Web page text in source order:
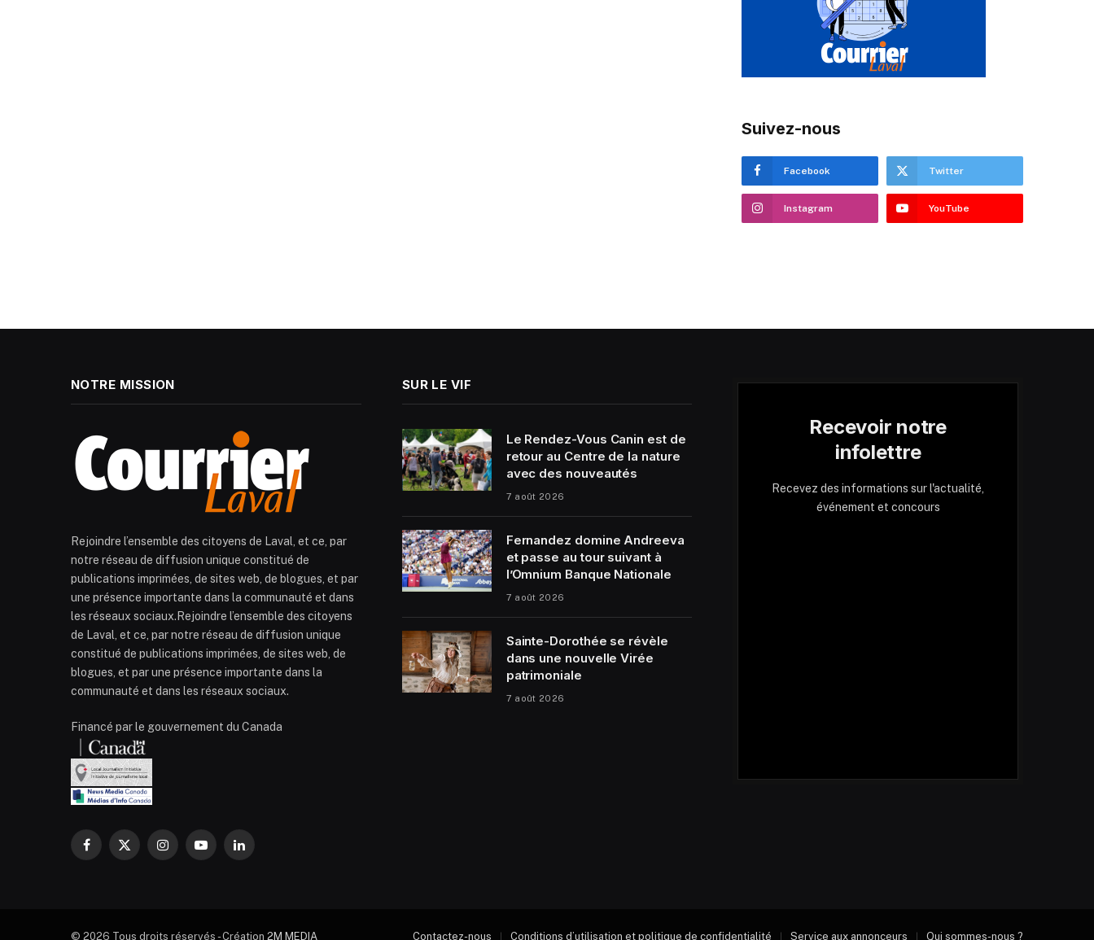
Suivez-nous
Facebook Twitter
Instagram YouTube
NOTRE MISSION
Rejoindre l’ensemble des citoyens de Laval, et ce, par
notre réseau de diffusion unique constitué de
publications imprimées, de sites web, de blogues, et par
une présence importante dans la communauté et dans
les réseaux sociaux.Rejoindre l’ensemble des citoyens
de Laval, et ce, par notre réseau de diffusion unique
constitué de publications imprimées, de sites web, de
blogues, et par une présence importante dans la
communauté et dans les réseaux sociaux.
Financé par le gouvernement du Canada
Facebook
X
InstagramYouTubeLinkedIn
SUR LE VIF
Le Rendez-Vous Canin est de
retour au Centre de la nature
avec des nouveautés
7 août 2026
Fernandez domine Andreeva
et passe au tour suivant à
l’Omnium Banque Nationale
7 août 2026
Sainte-Dorothée se révèle
dans une nouvelle Virée
patrimoniale
7 août 2026
Recevoir notre
infolettre
Recevez des informations sur l'actualité,
événement et concours
© 2026 Tous droits réservés - Création 2M MEDIA Contactez-nous Conditions d’utilisation et politique de confidentialité Service aux annonceurs Qui sommes-nous ?